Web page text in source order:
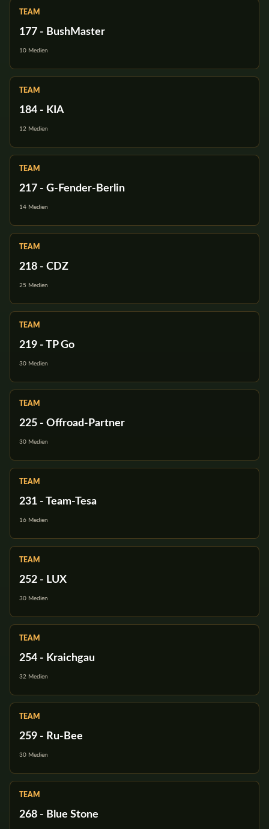
TEAM
177 - BushMaster
10 Medien
TEAM
184 - KIA
12 Medien
TEAM
217 - G-Fender-Berlin
14 Medien
TEAM
218 - CDZ
25 Medien
TEAM
219 - TP Go
30 Medien
TEAM
225 - Offroad-Partner
30 Medien
TEAM
231 - Team-Tesa
16 Medien
TEAM
252 - LUX
30 Medien
TEAM
254 - Kraichgau
32 Medien
TEAM
259 - Ru-Bee
30 Medien
TEAM
268 - Blue Stone